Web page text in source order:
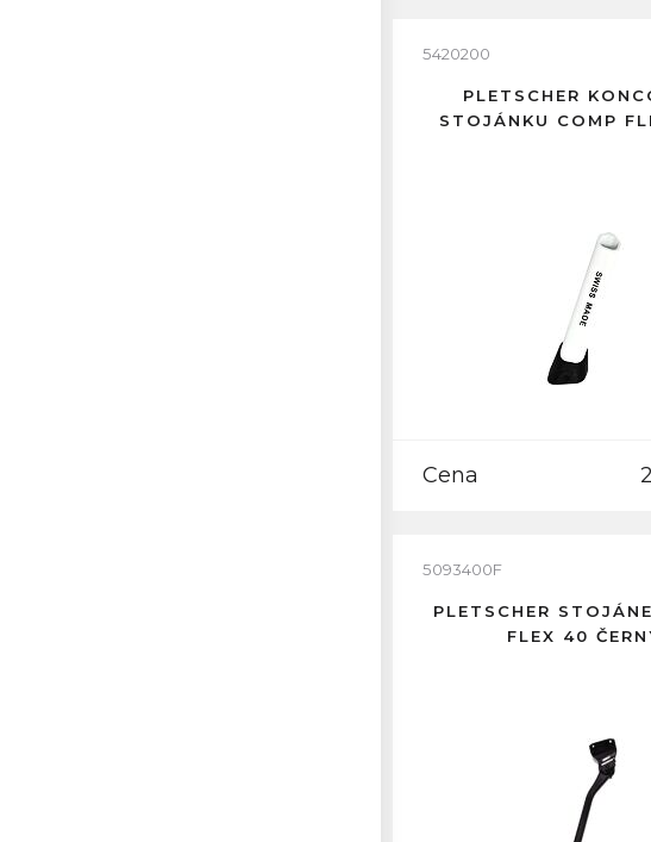
5420200
PLETSCHER
STOJÁNKU COMP
Cena
5093400F
PLETSCHER
FLEX 40